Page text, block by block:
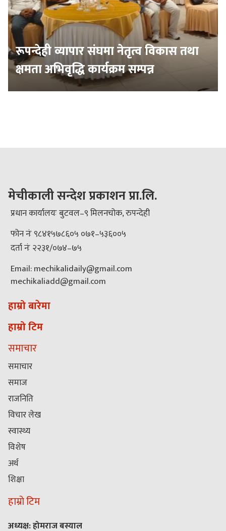
रूपन्देही व्यापार संघमा नेतृत्व विकास तथा
क्षमता अभिवृद्धि कार्यक्रम सम्पन्न
मेचीकाली सन्देश प्रकाशन प्रा.लि.
प्रधान कार्यालयः बुटवल–९ मिलनचोक, रुपन्देही
फोन नंः ९८४१५७८६०५ ०७१–५३६००५
दर्ता नंः २२३१/०७४–७५
Email: mechikalidaily@gmail.com
mechikaliadd@gmail.com
हाम्रो बारेमा
हाम्रो टिम
समाचार
समाचार
समाज
राजनिति
विचार लेख
स्वास्थ्य
विशेष
अर्थ
शिक्षा
हाम्रो टिम
अध्यक्ष: होमराज बस्याल